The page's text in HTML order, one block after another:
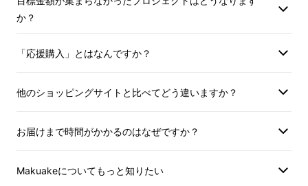
局『何か』を妥協して使っている。。きっとそ
局パンパンに詰め込んで、ズボンのポケットが
か？
「応援購入」とはなんですか？
他のショッピングサイトと比べてどう違いますか？
お届けまで時間がかかるのはなぜですか？
Makuakeについてもっと知りたい